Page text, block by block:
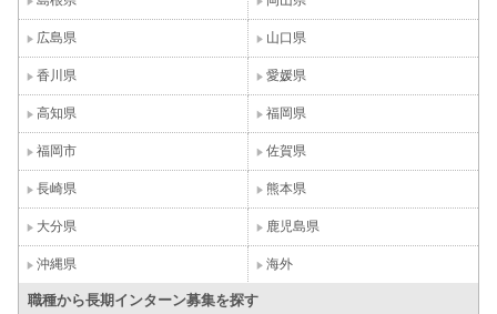
広島県 山口県
香川県 愛媛県
高知県 福岡県
福岡市 佐賀県
長崎県 熊本県
大分県 鹿児島県
沖縄県 海外
職種から長期インターン募集を探す